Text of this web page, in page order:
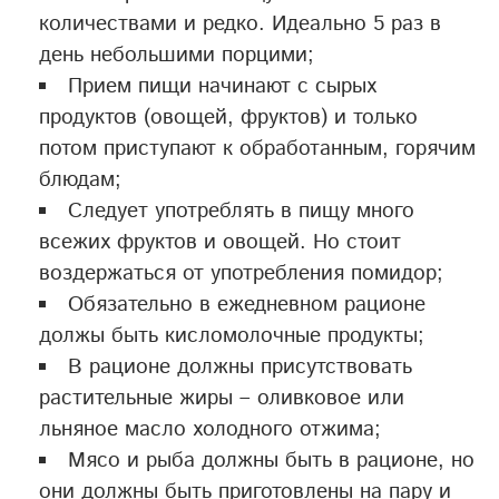
количествами и редко. Идеально 5 раз в
день небольшими порцими;
Прием пищи начинают с сырых
продуктов (овощей, фруктов) и только
потом приступают к обработанным, горячим
блюдам;
Следует употреблять в пищу много
всежих фруктов и овощей. Но стоит
воздержаться от употребления помидор;
Обязательно в ежедневном рационе
должы быть кисломолочные продукты;
В рационе должны присутствовать
растительные жиры – оливковое или
льняное масло холодного отжима;
Мясо и рыба должны быть в рационе, но
они должны быть приготовлены на пару и